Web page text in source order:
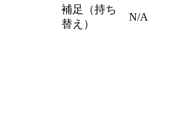
補足（持ち
替え）
N/A